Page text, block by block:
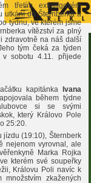
třetím extraligovém
utkání do Šternberka a
týdnu, ve kterém jsme
vítězství za plný
zdravotně na náš další
Jeho tým čeká za týden
sobotu 4.11. přijede
kapitánka Ivana
během týdne
si se svými
který Královo Pole
25:20.
jízdu (19:10), Šternberk
nejenom vyrovnal, ale
Marka Rojka
kterém své soupeřky
Královu Poli navíc k
zkažených